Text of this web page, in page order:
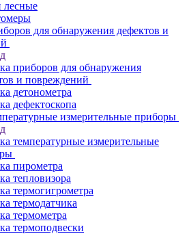
лесные
для обнаружения дефектов и
приборов для обнаружения
и повреждений
детонометра
дефектоскопа
измерительные приборы
температурные измерительные
пирометра
тепловизора
термогигрометра
термодатчика
термометра
термоподвески